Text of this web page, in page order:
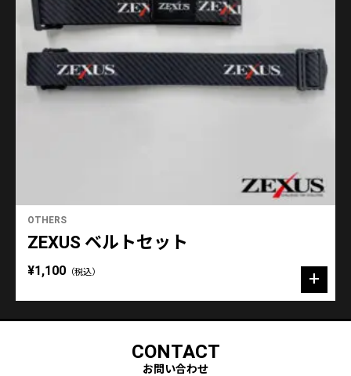
OTHERS
ZEXUS ベルトセット
¥1,100 （税込）
CONTACT
お問い合わせ